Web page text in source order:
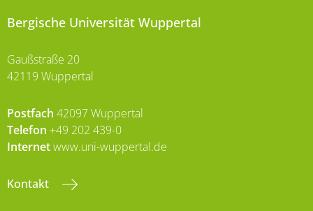
Bergische Universität Wuppertal
Gaußstraße 20
42119 Wuppertal
Postfach 42097 Wuppertal
Telefon +49 202 439-0
Internetwww.uni-wuppertal.de
Kontakt